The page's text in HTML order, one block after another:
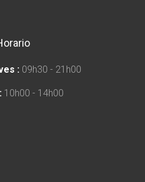
: 09h30 - 21h00
10h00 - 14h00